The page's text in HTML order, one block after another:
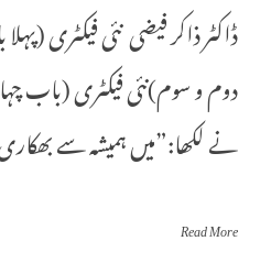
ڈاکٹر ذاکر فیضی نئی فیکٹری
نے لکھا:”میں ہمیشہ سے
Read More